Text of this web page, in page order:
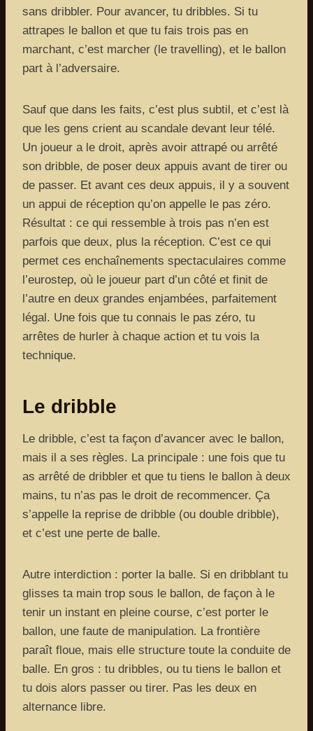
sans dribbler. Pour avancer, tu dribbles. Si tu
attrapes le ballon et que tu fais trois pas en
marchant, c’est marcher (le travelling), et le ballon
part à l’adversaire.
Sauf que dans les faits, c’est plus subtil, et c’est là
que les gens crient au scandale devant leur télé.
Un joueur a le droit, après avoir attrapé ou arrêté
son dribble, de poser deux appuis avant de tirer ou
de passer. Et avant ces deux appuis, il y a souvent
un appui de réception qu’on appelle le pas zéro.
Résultat : ce qui ressemble à trois pas n’en est
parfois que deux, plus la réception. C’est ce qui
permet ces enchaînements spectaculaires comme
l’eurostep, où le joueur part d’un côté et finit de
l’autre en deux grandes enjambées, parfaitement
légal. Une fois que tu connais le pas zéro, tu
arrêtes de hurler à chaque action et tu vois la
technique.
Le dribble
Le dribble, c’est ta façon d’avancer avec le ballon,
mais il a ses règles. La principale : une fois que tu
as arrêté de dribbler et que tu tiens le ballon à deux
mains, tu n’as pas le droit de recommencer. Ça
s’appelle la reprise de dribble (ou double dribble),
et c’est une perte de balle.
Autre interdiction : porter la balle. Si en dribblant tu
glisses ta main trop sous le ballon, de façon à le
tenir un instant en pleine course, c’est porter le
ballon, une faute de manipulation. La frontière
paraît floue, mais elle structure toute la conduite de
balle. En gros : tu dribbles, ou tu tiens le ballon et
tu dois alors passer ou tirer. Pas les deux en
alternance libre.